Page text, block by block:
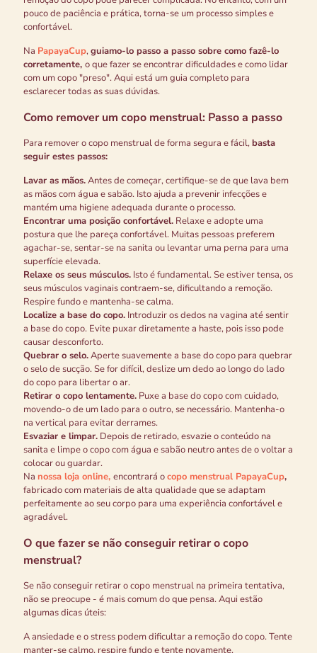
pouco de paciência e prática, torna-se um processo simples e
confortável.
Na PapayaCup,guiamo-lo passo a passo sobre como fazê-lo
corretamente, o que fazer se encontrar dificuldades e como lidar
com um copo "preso". Aqui está um guia completo para
esclarecer todas as suas dúvidas.
Como remover um copo menstrual: Passo a passo
Para remover o copo menstrual de forma segura e fácil,basta
seguir estes passos:
Lavar as mãos.Antes de começar, certifique-se de que lava bem
as mãos com água e sabão. Isto ajuda a prevenir infecções e
mantém uma higiene adequada durante o processo.
Encontrar uma posição confortável. Relaxe e adopte uma
postura que lhe pareça confortável. Muitas pessoas preferem
agachar-se, sentar-se na sanita ou levantar uma perna para uma
superfície elevada.
Relaxe os seus músculos. Isto é fundamental. Se estiver tensa, os
seus músculos vaginais contraem-se, dificultando a remoção.
Respire fundo e mantenha-se calma.
Localize a base do copo. Introduzir os dedos na vagina até sentir
a base do copo. Evite puxar diretamente a haste, pois isso pode
causar desconforto.
Quebrar o selo.Aperte suavemente a base do copo para quebrar
o selo de sucção. Se for difícil, deslize um dedo ao longo do lado
do copo para libertar o ar.
Retirar o copo lentamente. Puxe a base do copo com cuidado,
movendo-o de um lado para o outro, se necessário. Mantenha-o
na vertical para evitar derrames.
Esvaziar e limpar. Depois de retirado, esvazie o conteúdo na
sanita e limpe o copo com água e sabão neutro antes de o voltar a
colocar ou guardar.
Na nossa loja online, encontrará ocopo menstrual PapayaCup,
fabricado com materiais de alta qualidade que se adaptam
perfeitamente ao seu corpo para uma experiência confortável e
agradável.
O que fazer se não conseguir retirar o copo
menstrual?
Se não conseguir retirar o copo menstrual na primeira tentativa,
não se preocupe - é mais comum do que pensa. Aqui estão
algumas dicas úteis:
A ansiedade e o stress podem dificultar a remoção do copo. Tente